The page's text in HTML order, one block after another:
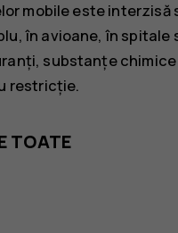
mobile este interzisă
în avioane, în
substanțe
restricție.
TOATE